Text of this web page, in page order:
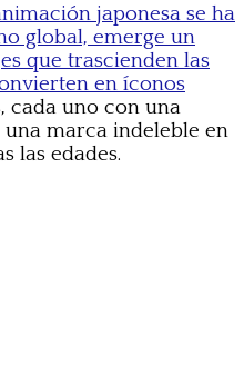
japonesa se ha
global, emerge un
que trascienden las
en íconos
cada uno con una
marca indeleble en
las edades.